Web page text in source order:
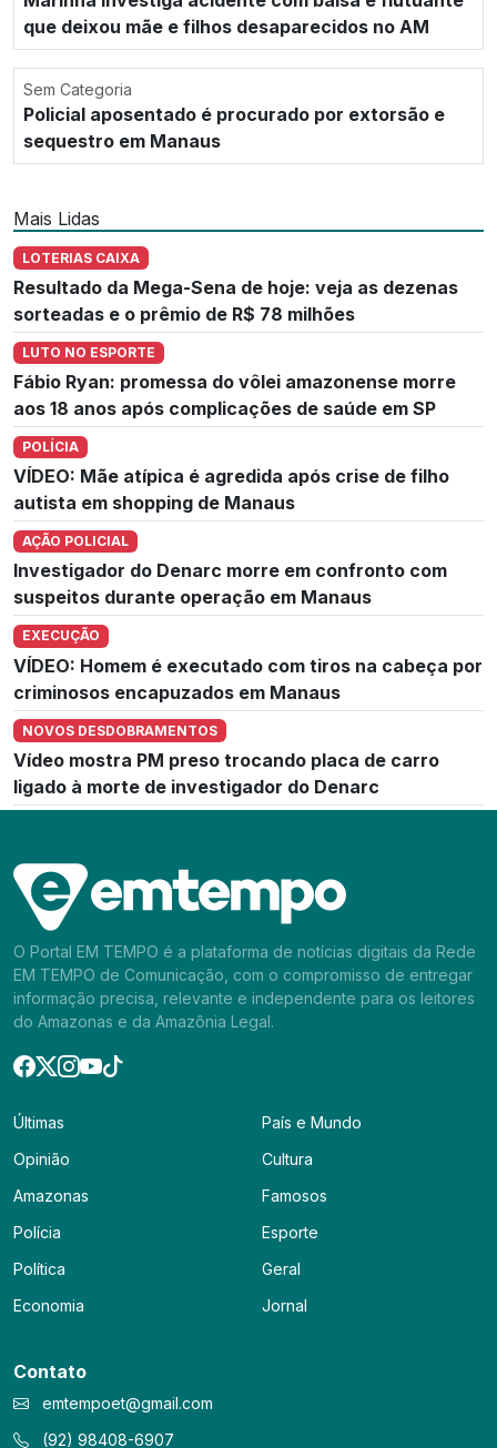
que deixou mãe e filhos desaparecidos no AM
Sem Categoria
Policial aposentado é procurado por extorsão e
sequestro em Manaus
Mais Lidas
LOTERIAS CAIXA
Resultado da Mega-Sena de hoje: veja as dezenas
sorteadas e o prêmio de R$ 78 milhões
LUTO NO ESPORTE
Fábio Ryan: promessa do vôlei amazonense morre
aos 18 anos após complicações de saúde em SP
POLÍCIA
VÍDEO: Mãe atípica é agredida após crise de filho
autista em shopping de Manaus
AÇÃO POLICIAL
Investigador do Denarc morre em confronto com
suspeitos durante operação em Manaus
EXECUÇÃO
VÍDEO: Homem é executado com tiros na cabeça por
criminosos encapuzados em Manaus
NOVOS DESDOBRAMENTOS
Vídeo mostra PM preso trocando placa de carro
ligado à morte de investigador do Denarc
O Portal EM TEMPO é a plataforma de notícias digitais da Rede
EM TEMPO de Comunicação, com o compromisso de entregar
informação precisa, relevante e independente para os leitores
do Amazonas e da Amazônia Legal.
Últimas
Opinião
Amazonas
Polícia
Política
Economia
País e Mundo
Cultura
Famosos
Esporte
Geral
Jornal
Contato
emtempoet@gmail.com
(92) 98408-6907